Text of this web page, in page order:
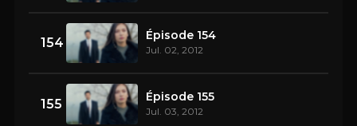
154 Épisode 154
Jul. 02, 2012
155 Épisode 155
Jul. 03, 2012